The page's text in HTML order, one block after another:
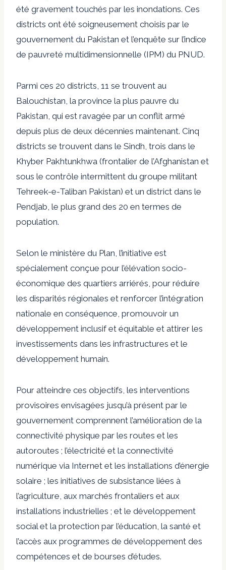
été gravement touchés par les inondations. Ces
districts ont été soigneusement choisis par le
gouvernement du Pakistan et l’enquête sur l’indice
de pauvreté multidimensionnelle (IPM) du PNUD.
Parmi ces 20 districts, 11 se trouvent au
Balouchistan, la province la plus pauvre du
Pakistan, qui est ravagée par un conflit armé
depuis plus de deux décennies maintenant. Cinq
districts se trouvent dans le Sindh, trois dans le
Khyber Pakhtunkhwa (frontalier de l’Afghanistan et
sous le contrôle intermittent du groupe militant
Tehreek-e-Taliban Pakistan) et un district dans le
Pendjab, le plus grand des 20 en termes de
population.
Selon le ministère du Plan, l’initiative est
spécialement conçue pour l’élévation socio-
économique des quartiers arriérés, pour réduire
les disparités régionales et renforcer l’intégration
nationale en conséquence, promouvoir un
développement inclusif et équitable et attirer les
investissements dans les infrastructures et le
développement humain.
Pour atteindre ces objectifs, les interventions
provisoires envisagées jusqu’à présent par le
gouvernement comprennent l’amélioration de la
connectivité physique par les routes et les
autoroutes ; l’électricité et la connectivité
numérique via Internet et les installations d’énergie
solaire ; les initiatives de subsistance liées à
l’agriculture, aux marchés frontaliers et aux
installations industrielles ; et le développement
social et la protection par l’éducation, la santé et
l’accès aux programmes de développement des
compétences et de bourses d’études.